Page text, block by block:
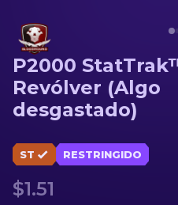
Fusiles
Fusiles de
Cuchillos
Guantes
Cajas
P2000
Revólver (Algo
desgastado)
ST RESTRINGIDO
$1.51